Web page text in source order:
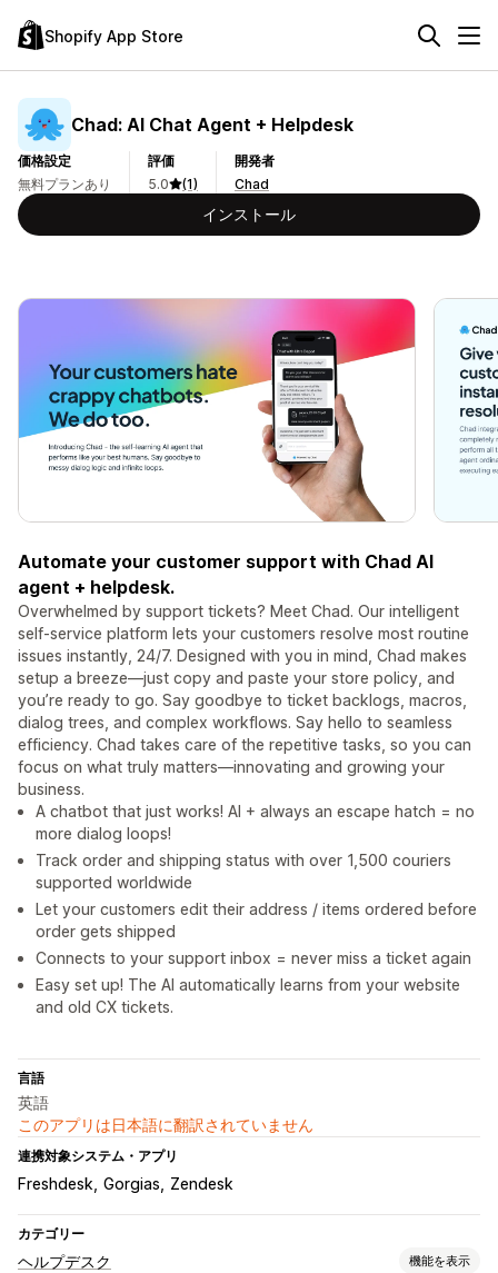
Shopify App Store
Chad: AI Chat Agent + Helpdesk
価格設定
無料プランあり
評価
5.0
(1)
開発者
Chad
インストール
Automate your customer support with Chad AI
agent + helpdesk.
Overwhelmed by support tickets? Meet Chad. Our intelligent
self-service platform lets your customers resolve most routine
issues instantly, 24/7. Designed with you in mind, Chad makes
setup a breeze—just copy and paste your store policy, and
you’re ready to go. Say goodbye to ticket backlogs, macros,
dialog trees, and complex workflows. Say hello to seamless
efficiency. Chad takes care of the repetitive tasks, so you can
focus on what truly matters—innovating and growing your
business.
A chatbot that just works! AI + always an escape hatch = no
more dialog loops!
Track order and shipping status with over 1,500 couriers
supported worldwide
Let your customers edit their address / items ordered before
order gets shipped
Connects to your support inbox = never miss a ticket again
Easy set up! The AI automatically learns from your website
and old CX tickets.
言語
英語
このアプリは日本語に翻訳されていません
連携対象システム・アプリ
Freshdesk Gorgias Zendesk
カテゴリー
ヘルプデスク 機能を表示